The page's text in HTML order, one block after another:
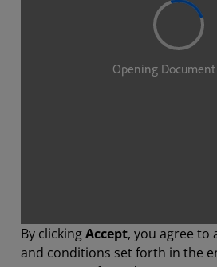
By clickingAccept, you agree to
and conditions set forth in the